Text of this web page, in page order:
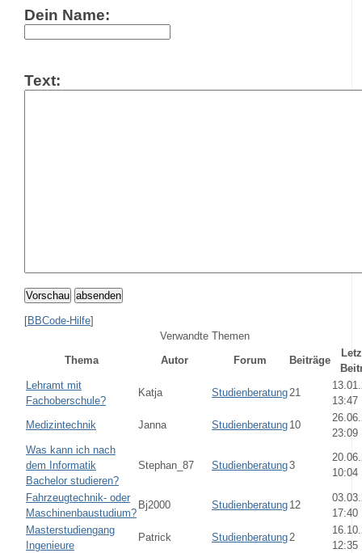
Dein Name:
Text:
Vorschau absenden
[BBCode-Hilfe]
Verwandte Themen
Thema
Autor Forum Beiträge
Lehramt mit
Fachoberschule?
Katja Studienberatung21
13:47
Medizintechnik
Janna Studienberatung 10
23:09
Was kann ich nach
dem Informatik
Bachelor studieren?
Stephan_87 Studienberatung3
10:04
Fahrzeugtechnik- oder
Maschinenbaustudium?
Bj2000 Studienberatung 12
17:40
Masterstudiengang
Ingenieure
Patrick Studienberatung2
12:35